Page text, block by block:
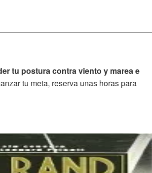
tu postura contra viento y marea e
tu meta, reserva unas horas para